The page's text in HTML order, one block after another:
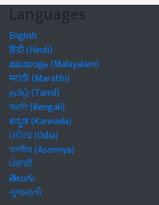
Languages
English
हिंदी (Hindi)
മലയാളം (Malayalam)
मराठी (Marathi)
தமிழ் (Tamil)
বাঙালি (Bengali)
ಕನ್ನಡ (Kannada)
ଓଡିଆ (Odia)
অসমীয়া (Asomiya)
ਪੰਜਾਬੀ
తెలుగు
ગુજરાતી